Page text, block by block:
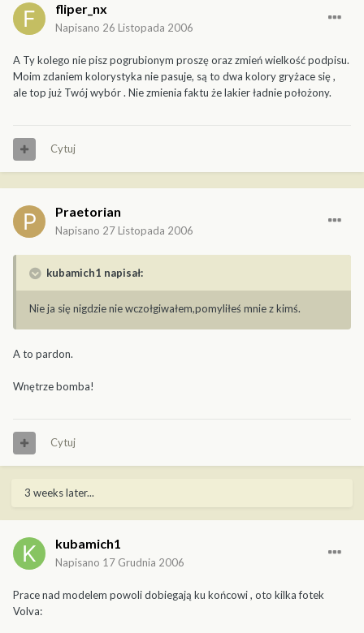
fliper_nx
Napisano 26 Listopada 2006
A Ty kolego nie pisz pogrubionym proszę oraz zmień wielkość podpisu.
Moim zdaniem kolorystyka nie pasuje, są to dwa kolory gryżace się ,
ale top już Twój wybór . Nie zmienia faktu że lakier ładnie położony.
Cytuj
Praetorian
Napisano 27 Listopada 2006
kubamich1 napisał:
Nie ja się nigdzie nie wczołgiwałem,pomyliłeś mnie z kimś.
A to pardon.
Wnętrze bomba!
Cytuj
3 weeks later...
kubamich1
Napisano 17 Grudnia 2006
Prace nad modelem powoli dobiegają ku końcowi , oto kilka fotek
Volva: